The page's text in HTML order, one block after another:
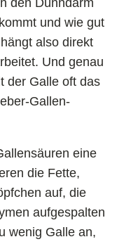
den Dünndarm
und wie gut
also direkt
Und genau
der Galle oft das
Gallen-
eine
die Fette,
auf, die
aufgespalten
wenig Galle an,